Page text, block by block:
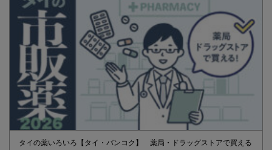
タイの薬いろいろ【タイ・バンコク】 薬局・ドラッグストアで買える